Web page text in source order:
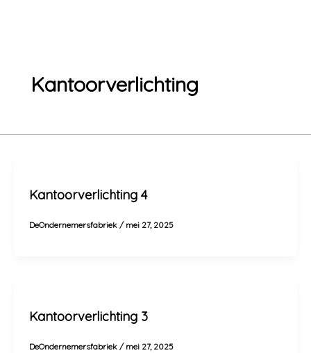
Kantoorverlichting
Kantoorverlichting 4
DeOndernemersfabriek / mei 27, 2025
Kantoorverlichting 3
DeOndernemersfabriek / mei 27, 2025